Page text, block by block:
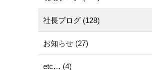
社長ブログ (128)
お知らせ (27)
etc… (4)